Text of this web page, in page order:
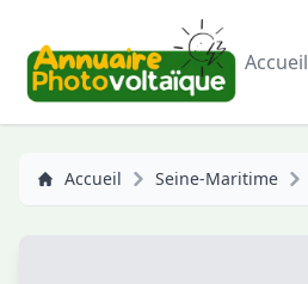
Accueil
Accueil Seine-Maritime